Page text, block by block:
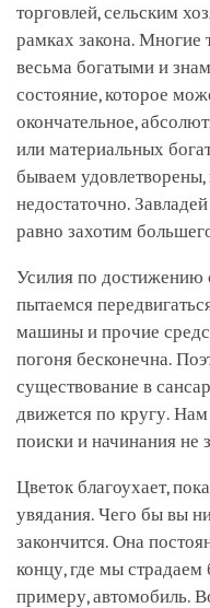
торговлей, сельским
рамках закона. Многие
весьма богатыми и
состояние, которое
окончательное,
или материальных
бываем удовлетворены,
недостаточно.
равно захотим
Усилия по достижению
пытаемся
машины и прочие
погоня бесконечна.
существование в
движется по кругу.
поиски и начинания не
Цветок благоухает,
увядания. Чего бы вы
закончится. Она
концу, где мы страдаем
примеру, автомобиль.